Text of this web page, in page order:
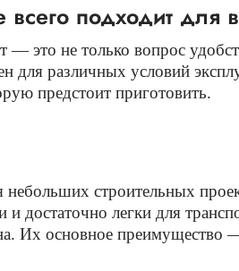
подходит для
— это не только вопрос
для различных условий
предстоит приготовить.
строительных
и достаточно легки для
Их основное